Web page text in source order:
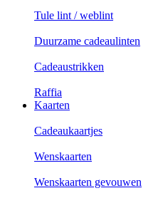
Tule lint / weblint
Duurzame cadeaulinten
Cadeaustrikken
Raffia
Kaarten
Cadeaukaartjes
Wenskaarten
Wenskaarten gevouwen